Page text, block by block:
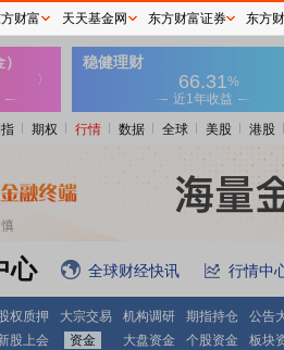
期权 行情 数据 全球 美股 港股
心 全球财经快讯 行情中
权质押 大宗交易 机构调研 期指持仓
公告
股上会 资金 大盘资金 个股资金 板块
财富 天天基金网 东方财富证券 东方